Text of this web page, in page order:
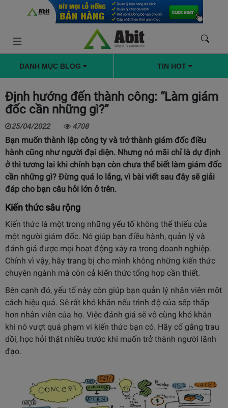
DANH MỤC BLOG TIN HOT
Định hướng đến thành công: “Làm giám
đốc cần những gì?”
25/04/2022 4708
Bạn muốn thành lập công ty và trở thành giám đốc điều
hành cũng như người đại diện. Nhưng nó mãi chỉ là dự định
ở thì tương lai khi chính bạn còn chưa thể biết làm giám đốc
cần những gì? Đừng quá lo lắng, vì bài viết sau đây sẽ giải
đáp cho bạn câu hỏi lớn ở trên.
Kiến thức sâu rộng
Kiến thức là một trong những yếu tố không thể thiếu của
một người giám đốc. Nó giúp bạn điều hành, quản lý và
đánh giá được mọi hoạt động xảy ra trong doanh nghiệp.
Chính vì vậy, hãy trang bị cho mình không những kiến thức
chuyên ngành mà còn cả kiến thức tổng hợp cần thiết.
Bên cạnh đó, yếu tố này còn giúp bạn quản lý nhân viên một
cách hiệu quả. Sẽ rất khó khăn nếu trình độ của sếp thấp
hơn nhân viên của họ. Việc đánh giá sẽ vô cùng khó khăn
khi nó vượt quá phạm vi kiến thức bạn có. Hãy cố gắng trau
dồi, học hỏi thật nhiều trước khi muốn trở thành người lãnh
đạo.